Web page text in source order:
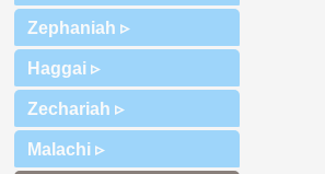
Zephaniah ▹
Haggai ▹
Zechariah ▹
Malachi ▹